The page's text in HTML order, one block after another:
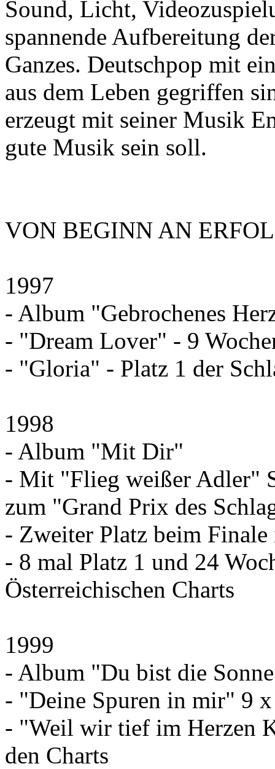
Sound, Licht,
spannende Aufbereitung
Ganzes. Deutschpop mit
aus dem Leben gegriffen
erzeugt mit seiner Musik
gute Musik sein soll.
VON BEGINN AN
1997
- Album "Gebrochenes
- "Dream Lover" - 9
- "Gloria" - Platz 1 der
1998
- Album "Mit Dir"
- Mit "Flieg weißer Adler"
zum "Grand Prix des
- Zweiter Platz beim
- 8 mal Platz 1 und 24
Österreichischen Charts
1999
- Album "Du bist die
- "Deine Spuren in mir" 9
- "Weil wir tief im Herzen
den Charts